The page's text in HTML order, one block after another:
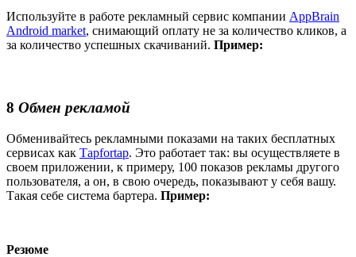
Используйте в работе рекламный сервис компании AppBrain
Android market, снимающий оплату не за количество кликов, а
за количество успешных скачиваний. Пример:
8 Обмен рекламой
Обменивайтесь рекламными показами на таких бесплатных
сервисах как Тapfortap. Это работает так: вы осуществляете в
своем приложении, к примеру, 100 показов рекламы другого
пользователя, а он, в свою очередь, показывают у себя вашу.
Такая себе система бартера. Пример:
Резюме